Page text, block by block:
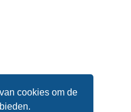
cookies om de